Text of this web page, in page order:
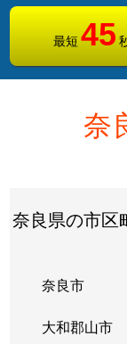
最短 45
奈
奈良県の市区
奈良市
大和郡山市